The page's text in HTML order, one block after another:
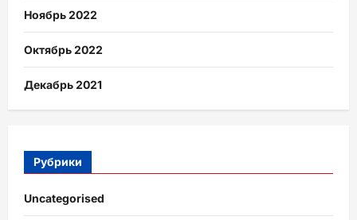
Ноябрь 2022
Октябрь 2022
Декабрь 2021
Рубрики
Uncategorised